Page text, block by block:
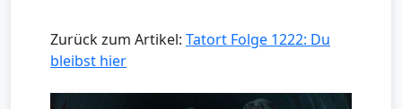
Zurück zum Artikel: Tatort Folge 1222: Du
bleibst hier